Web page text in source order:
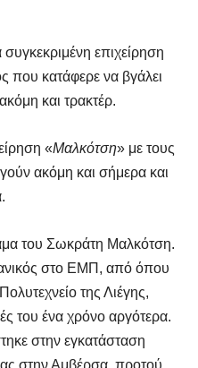
συγκεκριμένη επιχείρηση
που κατάφερε να βγάλει
και τρακτέρ.
«Μαλκότση» με τους
ακόμη και σήμερα και
του Σωκράτη Μαλκότση.
στο ΕΜΠ, από όπου
της Λιέγης,
του ένα χρόνο αργότερα.
στην εγκατάσταση
στην Αμβέρσα, προτού